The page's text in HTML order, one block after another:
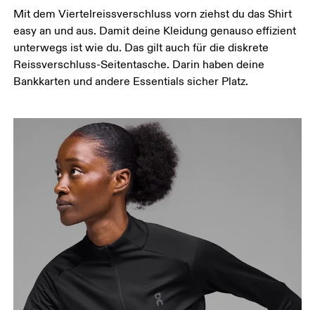
Miss um die breiteste Stelle deiner Hüfte herum.
Mit dem Viertelreissverschluss vorn ziehst du das Shirt
easy an und aus. Damit deine Kleidung genauso effizient
unterwegs ist wie du. Das gilt auch für die diskrete
Reissverschluss-Seitentasche. Darin haben deine
Bankkarten und andere Essentials sicher Platz.